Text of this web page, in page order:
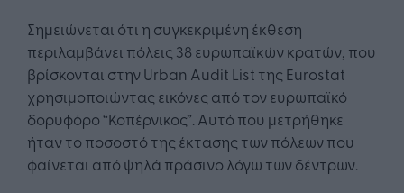
Σημειώνεται ότι η συγκεκριμένη έκθεση
περιλαμβάνει πόλεις 38 ευρωπαϊκών κρατών, που
βρίσκονται στην Urban Audit List της Eurostat
χρησιμοποιώντας εικόνες από τον ευρωπαϊκό
δορυφόρο “Κοπέρνικος”. Αυτό που μετρήθηκε
ήταν το ποσοστό της έκτασης των πόλεων που
φαίνεται από ψηλά πράσινο λόγω των δέντρων.